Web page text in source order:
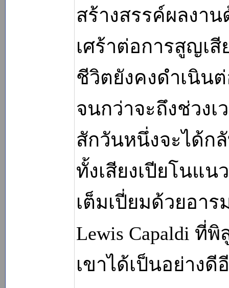
สร้างสรรค์ผลงา
เศร้าต่อการสูญเ
ชีวิตยังคงดำเนิน
จนกว่าจะถึงช่วง
สักวันหนึ่งจะได้ก
ทั้งเสียงเปียโนแ
เต็มเปี่ยมด้วยอา
Lewis Capaldi ที่
เขาได้เป็นอย่างดี